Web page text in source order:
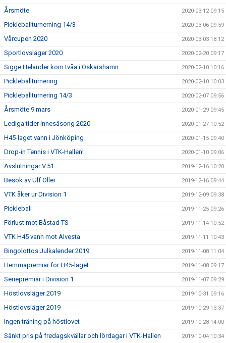
Årsmöte 2020-03-12 09:15
Pickleballturnerning 14/3 2020-03-06 09:59
Vårcupen 2020 2020-03-03 18:12
Sportlovsläger 2020 2020-02-20 09:17
Sigge Helander kom tvåa i Oskarshamn 2020-02-10 10:16
Pickleballturnering 2020-02-10 10:03
Pickleballturnering 14/3 2020-02-07 09:56
Årsmöte 9 mars 2020-01-29 09:45
Lediga tider innesäsong 2020 2020-01-27 10:52
H45-laget vann i Jönköping 2020-01-15 09:40
Drop-in Tennis i VTK-Hallen! 2020-01-10 09:06
Avslutningar V.51 2019-12-16 10:20
Besök av Ulf Öller 2019-12-16 09:44
VTK åker ur Division 1 2019-12-09 09:38
Pickleball 2019-11-25 09:26
Förlust mot Båstad TS 2019-11-14 10:52
VTK H45 vann mot Alvesta 2019-11-11 10:43
Bingolottos Julkalender 2019 2019-11-08 11:04
Hemmapremiär för H45-laget 2019-11-08 09:17
Seriepremiär i Division 1 2019-11-07 09:29
Höstlovsläger 2019 2019-10-31 09:16
Höstlovsläger 2019 2019-10-29 13:37
Ingen träning på höstlovet 2019-10-28 14:00
Sänkt pris på fredagskvällar och lördagar i VTK-Hallen 2019-10-04 10:34